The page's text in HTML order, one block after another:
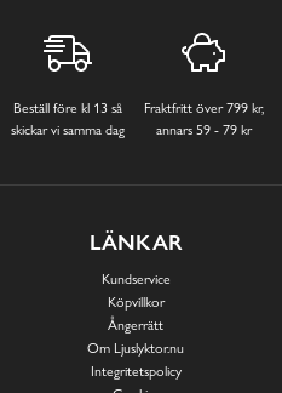
Beställ före kl 13 så
skickar vi samma dag
Fraktfritt över 799 kr,
annars 59 - 79 kr
LÄNKAR
Kundservice
Köpvillkor
Ångerrätt
Om Ljuslyktor.nu
Integritetspolicy